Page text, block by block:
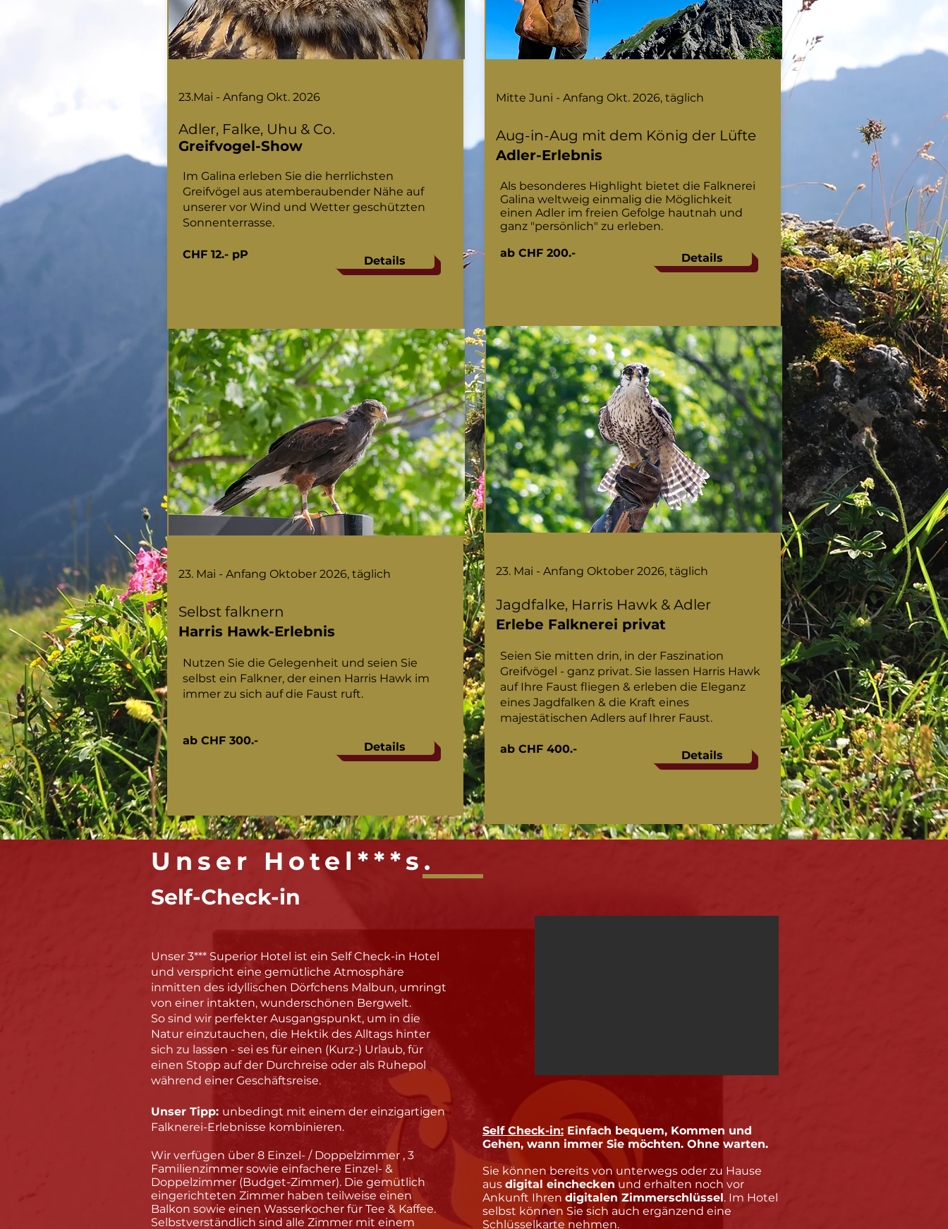
23.Mai - Anfang Okt. 2026
Adler, Falke, Uhu & Co.
Greifvogel-Show
Im Galina erleben Sie die herrlichsten
Greifvögel aus atemberaubender Nähe auf
unserer vor Wind und Wetter geschützten
Sonnenterrasse.
CHF 12.- pP Details
23. Mai - Anfang Oktober 2026, täglich
Selbst falknern
Harris Hawk-Erlebnis
Nutzen Sie die Gelegenheit und seien Sie
selbst ein Falkner, der einen Harris Hawk im
immer zu sich auf die Faust ruft.
ab CHF 300.- Details
Mitte Juni - Anfang Okt. 2026, täglich
Aug-in-Aug mit dem König der Lüfte
Adler-Erlebnis
Als besonderes Highlight bietet die Falknerei
Galina weltweig einmalig die Möglichkeit
einen Adler im freien Gefolge hautnah und
ganz "persönlich" zu erleben.
ab CHF 200.-
Details
23. Mai - Anfang Oktober 2026, täglich
Jagdfalke, Harris Hawk & Adler
Erlebe Falknerei privat
Seien Sie mitten drin, in der Faszination
Greifvögel - ganz privat. Sie lassen Harris Hawk
auf Ihre Faust fliegen & erleben die Eleganz
eines Jagdfalken & die Kraft eines
majestätischen Adlers auf Ihrer Faust.
ab CHF 400.- Details
Self Check-in: Einfach bequem, Kommen und
Gehen, wann immer Sie möchten. Ohne warten.
Sie können bereits von unterwegs oder zu Hause
aus digital einchecken und erhalten noch vor
Ankunft Ihren digitalen Zimmerschlüssel. Im Hotel
selbst können Sie sich auch ergänzend eine
Schlüsselkarte nehmen.
Unser Hotel***s.
Self-Check-in
Unser 3*** Superior Hotel ist ein Self Check-in Hotel
und verspricht eine gemütliche Atmosphäre
inmitten des idyllischen Dörfchens Malbun, umringt
von einer intakten, wunderschönen Bergwelt.
So sind wir perfekter Ausgangspunkt, um in die
Natur einzutauchen, die Hektik des Alltags hinter
sich zu lassen - sei es für einen (Kurz-) Urlaub, für
einen Stopp auf der Durchreise oder als Ruhepol
während einer Geschäftsreise.
Unser Tipp: unbedingt mit einem der einzigartigen
Falknerei-Erlebnisse kombinieren.
​Wir verfügen über 8 Einzel- / Doppelzimmer , 3
Familienzimmer sowie einfachere Einzel- &
Doppelzimmer (Budget-Zimmer). Die gemütlich
eingerichteten Zimmer haben teilweise einen
Balkon sowie einen Wasserkocher für Tee & Kaffee.
Selbstverständlich sind alle Zimmer mit einem